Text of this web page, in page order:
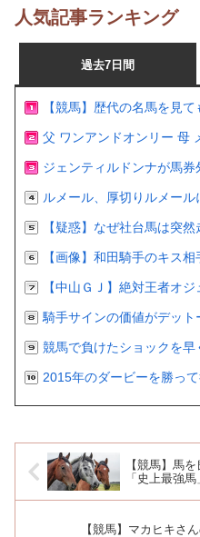
人気記事ランキング
過去7日間
【競馬】歴代の名馬を見
父 ワンアンドオンリー 母
ジェンティルドンナが馬
ルメール、厚切りルメール
【疑惑】なぜ社台馬は突
【画像】和田騎手のキス
【中山ＧＪ】絶対王者オ
騎手サインの価値がデット
競馬で負けたショックを早
2015年のダービーを勝っ
【競馬】馬
「史上最強
【競馬】マカヒキさ